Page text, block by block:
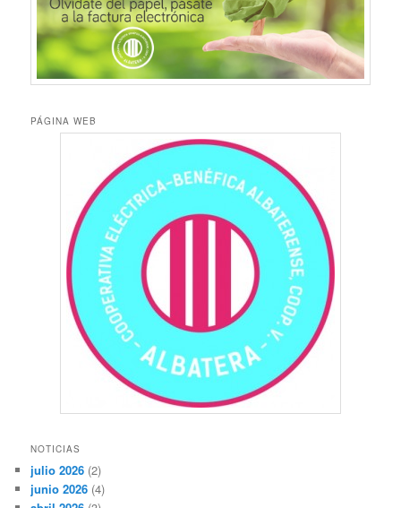
PÁGINA WEB
NOTICIAS
julio 2026 (2)
junio 2026 (4)